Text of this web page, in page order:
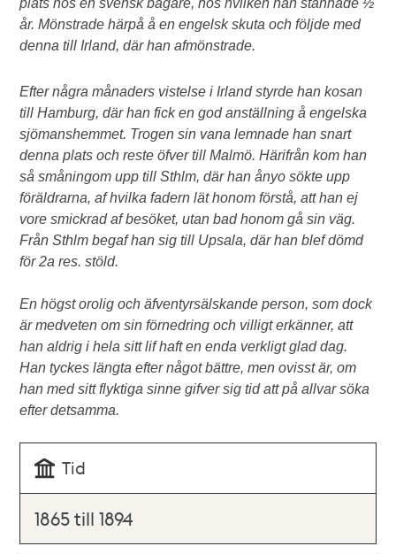
plats hos en svensk bagare, hos hvilken han stannade ½
år. Mönstrade härpå å en engelsk skuta och följde med
denna till Irland, där han afmönstrade.
Efter några månaders vistelse i Irland styrde han kosan
till Hamburg, där han fick en god anställning å engelska
sjömanshemmet. Trogen sin vana lemnade han snart
denna plats och reste öfver till Malmö. Härifrån kom han
så småningom upp till Sthlm, där han ånyo sökte upp
föräldrarna, af hvilka fadern lät honom förstå, att han ej
vore smickrad af besöket, utan bad honom gå sin väg.
Från Sthlm begaf han sig till Upsala, där han blef dömd
för 2a res. stöld.
En högst orolig och äfventyrsälskande person, som dock
är medveten om sin förnedring och villigt erkänner, att
han aldrig i hela sitt lif haft en enda verkligt glad dag.
Han tyckes längta efter något bättre, men ovisst är, om
han med sitt flyktiga sinne gifver sig tid att på allvar söka
efter detsamma.
Tid
1865 till 1894